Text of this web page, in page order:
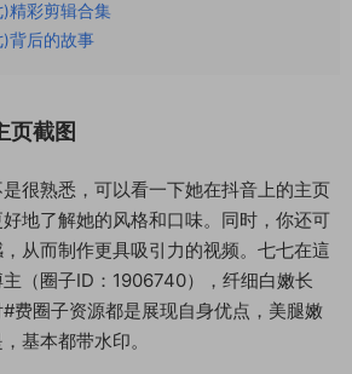
精彩剪辑合集
背后的故事
页截图
很熟悉，可以看一下她在抖音上的主页
地了解她的风格和口味。同时，你还可
从而制作更具吸引力的视频。七七在這
主（圈子ID：1906740），纤细白嫩长
费圈子资源都是展现自身优点，美腿嫩
基本都带水印。